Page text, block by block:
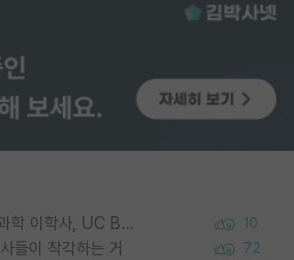
Korea University 수학, 컴퓨터과학 이학사, UC Berkeley 산업공학 대학원 공학박사가 되는 것은 쉽지 않겠죠? 10
들이 착각하는 거 72